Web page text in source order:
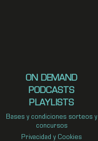
ON DEMAND
PODCASTS
PLAYLISTS
Bases y condiciones sorteos y
concursos
Privacidad y Cookies